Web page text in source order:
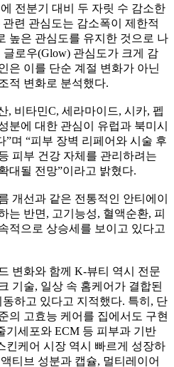
전분기 대비 두 자릿 수 감소한
관련 관심도는 감소폭이 제한적
높은 관심도를 유지한 것으로 나
로우(Glow) 관심도가 크게 감
은 이를 단순 계절 변화가 아닌
적 변화로 분석했다.
, 비타민C, 세라마이드, 시카, 펩
분에 대한 관심이 유럽과 북미시
며 “피부 장벽 리페어와 시술 후
피부 건강 자체를 관리하려는
대될 전망”이라고 밝혔다.
개선과 같은 전통적인 안티에이
는 반면, 고기능성, 혈액순환, 피
적으로 상승세를 보이고 있다고
변화와 함께 K-뷰티 역시 전문
기술, 일상 속 홈케어가 결합된
동하고 있다고 지적했다. 특히, 단
의 고효능 케어를 집에서도 구현
기세포와 ECM 등 피부과 기반
킨케어 시장 역시 빠르게 성장하
티브 성분과 캡슐, 멀티레이어